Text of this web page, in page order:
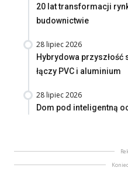
20 lat transformacji
budownictwie
28 lipiec 2026
Hybrydowa
łączy PVC i aluminium
28 lipiec 2026
Dom pod inteligentną